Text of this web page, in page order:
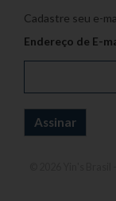
Cadastre seu e-
Endereço de E-